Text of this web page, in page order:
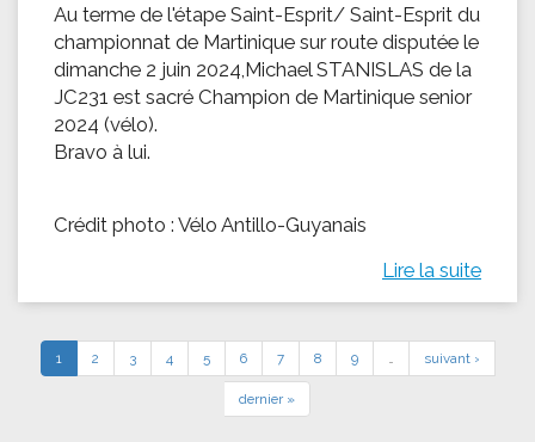
Au terme de l'étape Saint-Esprit/ Saint-Esprit du
championnat de Martinique sur route disputée le
dimanche 2 juin 2024,Michael STANISLAS de la
JC231 est sacré Champion de Martinique senior
2024 (vélo).
Bravo à lui.
Crédit photo : Vélo Antillo-Guyanais
Lire la suite
1 2 3 4 5 6 7 8 9 … suivant ›
dernier »